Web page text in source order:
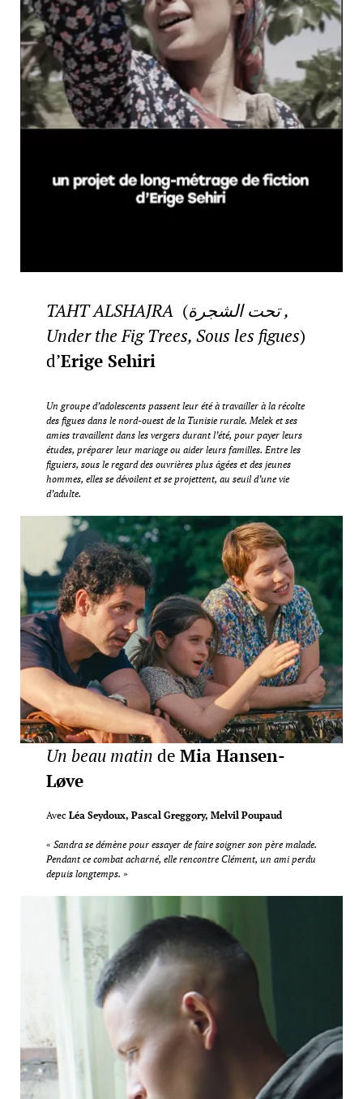
TAHT ALSHAJRA (تحت الشجرة ,
Under the Fig Trees, Sous les figues)
d’Erige Sehiri
Un groupe d’adolescents passent leur été à travailler à la récolte
des figues dans le nord-ouest de la Tunisie rurale. Melek et ses
amies travaillent dans les vergers durant l’été, pour payer leurs
études, préparer leur mariage ou aider leurs familles. Entre les
figuiers, sous le regard des ouvrières plus âgées et des jeunes
hommes, elles se dévoilent et se projettent, au seuil d’une vie
d’adulte.
Un beau matin de Mia Hansen-
Løve
Avec Léa Seydoux, Pascal Greggory, Melvil Poupaud
« Sandra se démène pour essayer de faire soigner son père malade.
Pendant ce combat acharné, elle rencontre Clément, un ami perdu
depuis longtemps. »